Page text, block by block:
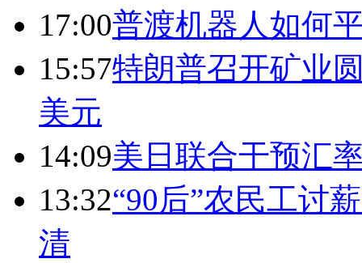
17:00普渡机器人如何
15:57特朗普召开矿业
美元
14:09美日联合干预汇
13:32“90后”农民工讨
清